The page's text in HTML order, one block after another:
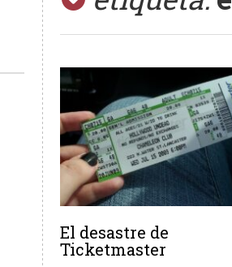
El desastre de
Ticketmaster